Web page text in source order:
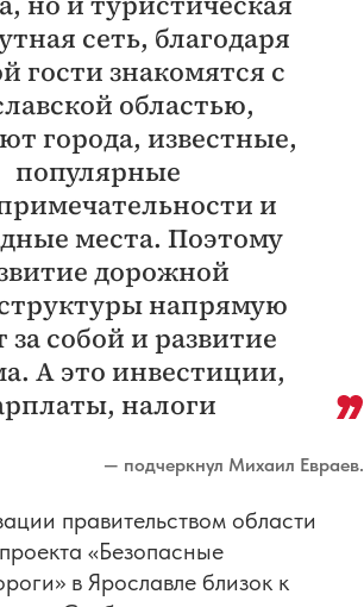
сеть, благодаря
гости знакомятся с
областью,
города, известные,
популярные
и
места. Поэтому
дорожной
напрямую
за собой и развитие
А это инвестиции,
налоги
— подчеркнул Михаил Евраев.
правительством области
«Безопасные
в Ярославле близок к